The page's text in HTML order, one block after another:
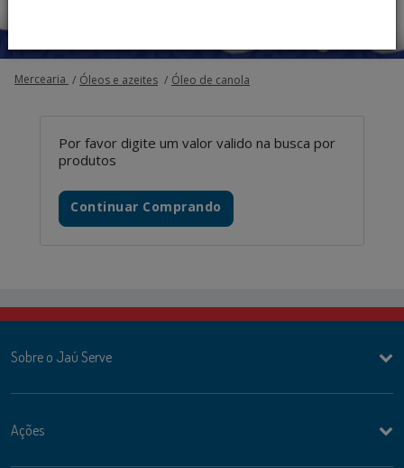
Mercearia Óleos e azeites Óleo de canola
Por favor digite um valor valido na busca por
produtos
Continuar Comprando
Sobre o Jaú Serve
Ações